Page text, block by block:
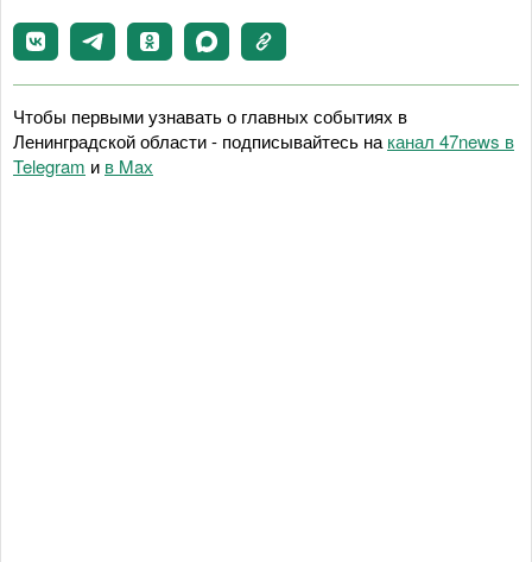
Чтобы первыми узнавать о главных событиях в
Ленинградской области - подписывайтесь на канал 47news в
Telegram и в Maх